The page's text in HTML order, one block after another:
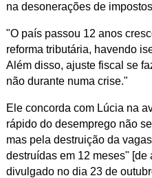
na desonerações de
"O país passou 12 anos
reforma tributária, havendo
Além disso, ajuste fiscal se
não durante numa crise."
Ele concorda com Lúcia na
rápido do desemprego não
mas pela destruição da
destruídas em 12 meses"
divulgado no dia 23 de